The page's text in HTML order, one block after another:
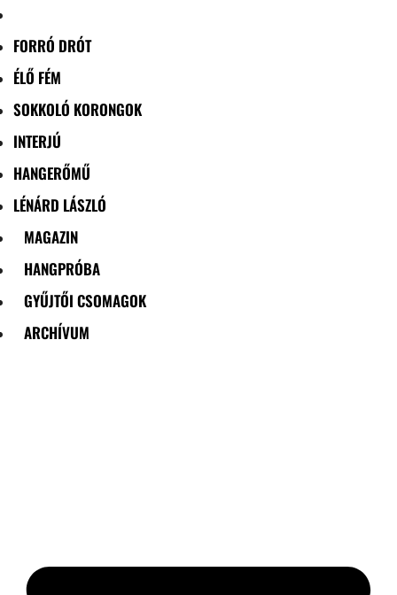
FORRÓ DRÓT
ÉLŐ FÉM
SOKKOLÓ KORONGOK
INTERJÚ
HANGERŐMŰ
LÉNÁRD LÁSZLÓ
MAGAZIN
HANGPRÓBA
GYŰJTŐI CSOMAGOK
ARCHÍVUM